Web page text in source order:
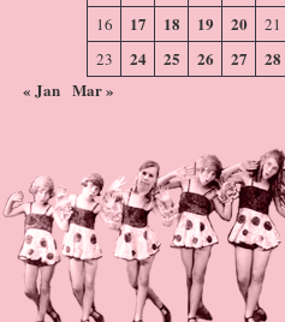
16 17 18 19 20 21
23 24 25 26 27
28
« Jan Mar »